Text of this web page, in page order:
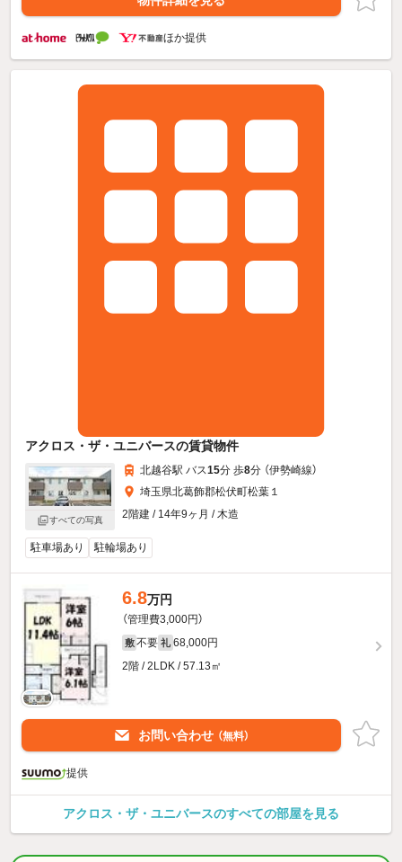
ほか提供
アクロス・ザ・ユニバースの賃貸物件
すべての写真
北越谷駅 バス15分 歩8分 （伊勢崎線）
埼玉県北葛飾郡松伏町松葉１
2階建 / 14年9ヶ月 / 木造
駐車場あり 駐輪場あり
6.8万円
（管理費3,000円）
敷 不要 礼 68,000円
2階 / 2LDK / 57.13㎡
お問い合わせ （無料）
提供
アクロス・ザ・ユニバースのすべての部屋を見る